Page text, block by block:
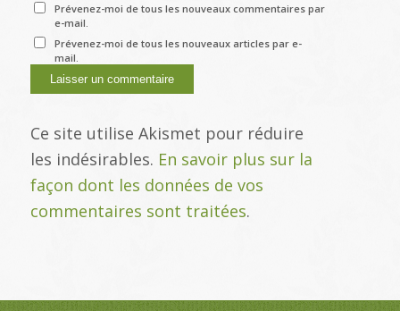
Prévenez-moi de tous les nouveaux commentaires par
e-mail.
Prévenez-moi de tous les nouveaux articles par e-
mail.
Ce site utilise Akismet pour réduire
les indésirables. En savoir plus sur la
façon dont les données de vos
commentaires sont traitées.